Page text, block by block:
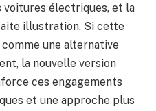
voitures électriques, et la
illustration. Si cette
une alternative
la nouvelle version
ces engagements
et une approche plus